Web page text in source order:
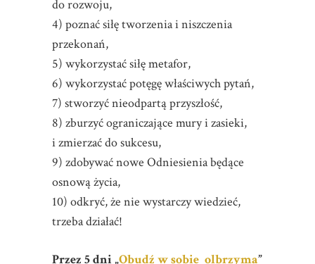
do rozwoju,
4) poznać siłę tworzenia i niszczenia
przekonań,
5) wykorzystać siłę metafor,
6) wykorzystać potęgę właściwych pytań,
7) stworzyć nieodpartą przyszłość,
8) zburzyć ograniczające mury i zasieki,
i zmierzać do sukcesu,
9) zdobywać nowe Odniesienia będące
osnową życia,
10) odkryć, że nie wystarczy wiedzieć,
trzeba działać!
Przez 5 dni „Obudź w sobie olbrzyma”